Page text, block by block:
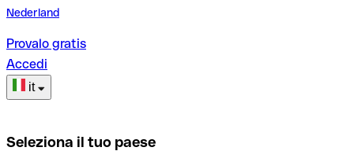
Nederland
Provalo gratis
Accedi
it
Seleziona il tuo paese